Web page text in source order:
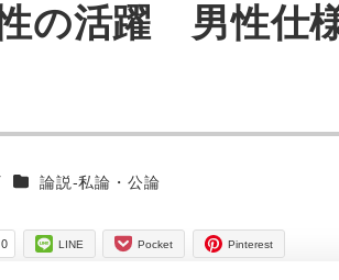
の活躍 男性仕
カテゴリー
論説-私論・公論
0 LINE Pocket Pinterest